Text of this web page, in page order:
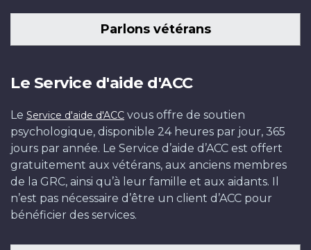
Parlons vétérans
Le Service d'aide d'ACC
Le Service d'aide d'ACC vous offre de soutien
psychologique, disponible 24 heures par jour, 365
jours par année. Le Service d’aide d’ACC est offert
gratuitement aux vétérans, aux anciens membres
de la GRC, ainsi qu’à leur famille et aux aidants. Il
n’est pas nécessaire d’être un client d’ACC pour
bénéficier des services.